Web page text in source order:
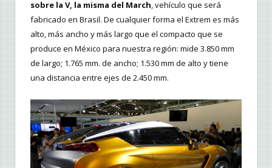
sobre la V, la misma del March, vehículo que será
fabricado en Brasil. De cualquier forma el Extrem es más
alto, más ancho y más largo que el compacto que se
produce en México para nuestra región: mide 3.850 mm
de largo; 1.765 mm. de ancho; 1.530 mm de alto y tiene
una distancia entre ejes de 2.450 mm.